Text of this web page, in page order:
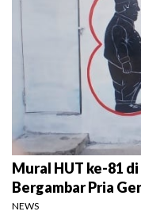
Mural HUT ke-81
Bergambar Pria
NEWS